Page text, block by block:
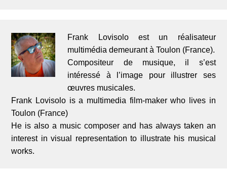
Frank Lovisolo est un réalisateur
multimédia demeurant à Toulon (France).
Compositeur de musique, il s’est
intéressé à l’image pour illustrer ses
œuvres musicales.
Frank Lovisolo is a multimedia film-maker who lives in
Toulon (France)
He is also a music composer and has always taken an
interest in visual representation to illustrate his musical
works.